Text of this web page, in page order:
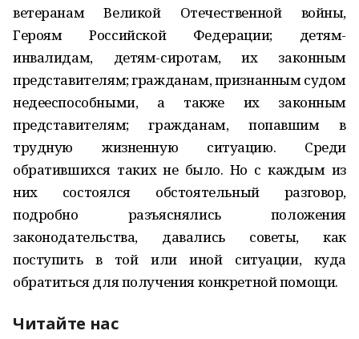
ветеранам Великой Отечественной войны,
Героям Российской Федерации; детям-
инвалидам, детям-сиротам, их законным
представителям; гражданам, признанным судом
недееспособными, а также их законным
представителям; гражданам, попавшим в
трудную жизненную ситуацию. Среди
обратившихся таких не было. Но с каждым из
них состоялся обстоятельный разговор,
подробно разъяснялись положения
законодательства, давались советы, как
поступить в той или иной ситуации, куда
обратиться для получения конкретной помощи.
Читайте нас